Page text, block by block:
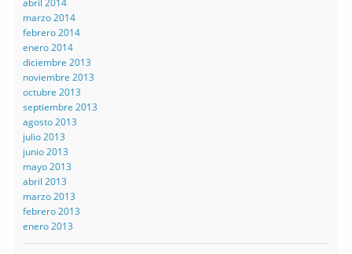
marzo 2014
febrero 2014
enero 2014
diciembre 2013
noviembre 2013
octubre 2013
septiembre 2013
agosto 2013
julio 2013
junio 2013
mayo 2013
abril 2013
marzo 2013
febrero 2013
enero 2013